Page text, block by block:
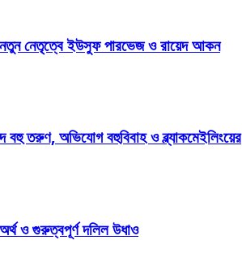
নতুন নেতৃত্বে ইউসুফ পারভেজ ও রায়েদ আকন
বহু তরুণ, অভিযোগ বহুবিবাহ ও ব্ল্যাকমেইলিংয়ের
ও গুরুত্বপূর্ণ দলিল উধাও